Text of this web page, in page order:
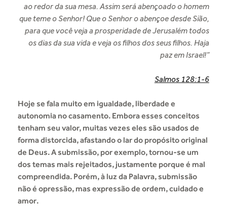
ao redor da sua mesa. Assim será abençoado o homem
que teme o Senhor! Que o Senhor o abençoe desde Sião,
para que você veja a prosperidade de Jerusalém todos
os dias da sua vida e veja os filhos dos seus filhos. Haja
paz em Israel!”
Salmos 128:1-6
Hoje se fala muito em igualdade, liberdade e
autonomia no casamento. Embora esses conceitos
tenham seu valor, muitas vezes eles são usados de
forma distorcida, afastando o lar do propósito original
de Deus. A submissão, por exemplo, tornou-se um
dos temas mais rejeitados, justamente porque é mal
compreendida. Porém, à luz da Palavra, submissão
não é opressão, mas expressão de ordem, cuidado e
amor.